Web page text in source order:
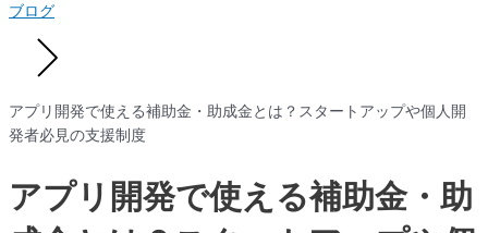
ブログ
アプリ開発で使える補助金・助成金とは？スタートアップや個人開
発者必見の支援制度
アプリ開発で使える補助金・助